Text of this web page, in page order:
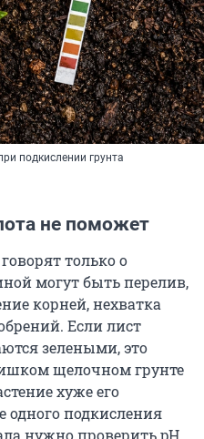
подкислении грунта
не поможет
только о
могут быть перелив,
корней, нехватка
Если лист
зелеными, это
щелочном грунте
хуже его
одного подкисления
нужно проверить pH